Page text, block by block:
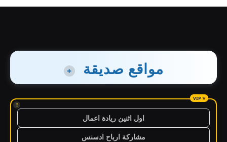
مواقع صديقة +
!
اول اثنين ريادة اعمال
مشاركة ارباح ادسنس